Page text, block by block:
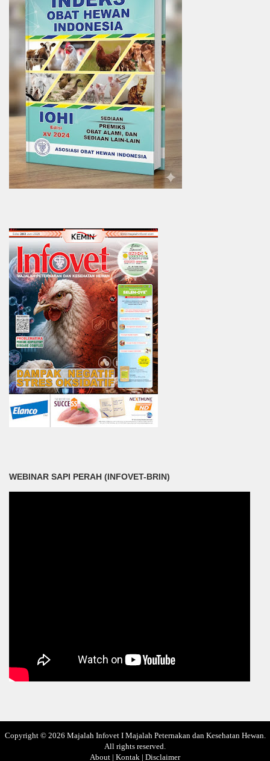
WEBINAR SAPI PERAH (INFOVET-BRIN)
Copyright © 2026 Majalah Infovet I Majalah Peternakan dan Kesehatan Hewan
All rights reserved.
About | Kontak | Disclaimer